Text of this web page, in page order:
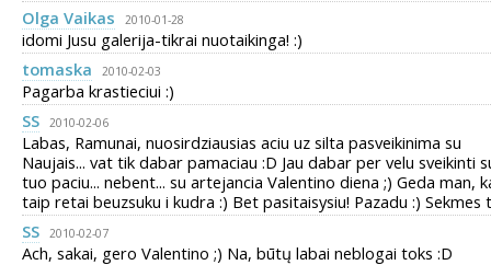
Olga Vaikas
2010-01-28
idomi Jusu galerija-tikrai nuotaikinga! :)
tomaska
2010-02-03
Pagarba krastieciui :)
SS
2010-02-06
Labas, Ramunai, nuosirdziausias aciu uz silta pasveikinima su
Naujais... vat tik dabar pamaciau :D Jau dabar per velu sveikinti
tuo paciu... nebent... su artejancia Valentino diena ;) Geda man,
taip retai beuzsuku i kudra :) Bet pasitaisysiu! Pazadu :) Sekmes
SS
2010-02-07
Ach, sakai, gero Valentino ;) Na, būtų labai neblogai toks :D